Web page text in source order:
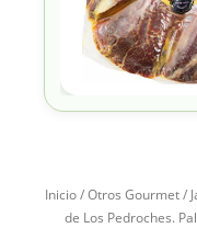
Inicio/Otros Gourmet/
de Los Pedroches.